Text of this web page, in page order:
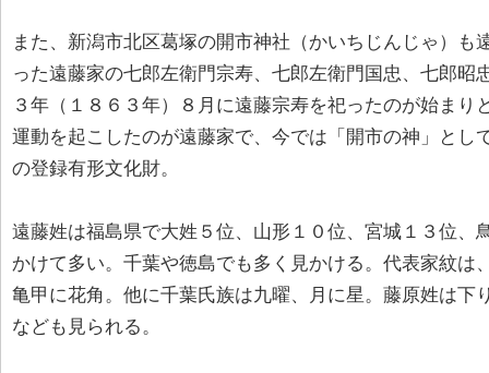
また、新潟市北区葛塚の開市神社（かいちじんじゃ）も
った遠藤家の七郎左衛門宗寿、七郎左衛門国忠、七郎昭
３年（１８６３年）８月に遠藤宗寿を祀ったのが始まり
運動を起こしたのが遠藤家で、今では「開市の神」とし
の登録有形文化財。
遠藤姓は福島県で大姓５位、山形１０位、宮城１３位、
かけて多い。千葉や徳島でも多く見かける。代表家紋は
亀甲に花角。他に千葉氏族は九曜、月に星。藤原姓は下
なども見られる。